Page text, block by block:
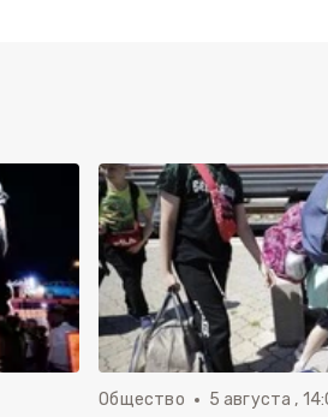
Общество 5 августа ,